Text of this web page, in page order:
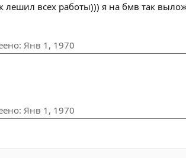
всех работы))) я на бмв так
Янв 1, 1970
Янв 1, 1970